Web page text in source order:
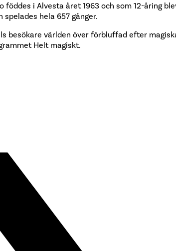
i Alvesta året 1963 och som 12-åring
hela 657 gånger.
världen över förbluffad efter
Helt magiskt.